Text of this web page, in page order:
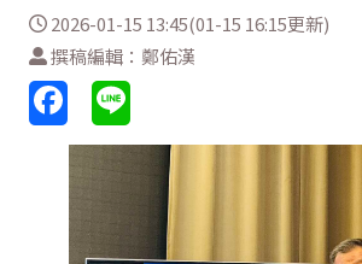
2026-01-15 13:45(01-15 16:15更新)
撰稿編輯：鄭佑漢